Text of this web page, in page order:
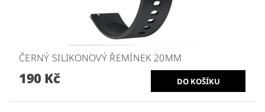
ČERNÝ SILIKONOVÝ ŘEMÍNEK 20MM
190 Kč